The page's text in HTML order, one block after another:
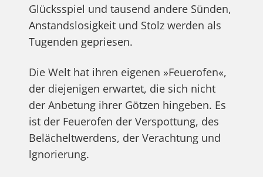
Glücksspiel und tausend andere Sünden,
Anstandslosigkeit und Stolz werden als
Tugenden gepriesen.
Die Welt hat ihren eigenen »Feuerofen«,
der diejenigen erwartet, die sich nicht
der Anbetung ihrer Götzen hingeben. Es
ist der Feuerofen der Verspottung, des
Belächeltwerdens, der Verachtung und
lgnorierung.